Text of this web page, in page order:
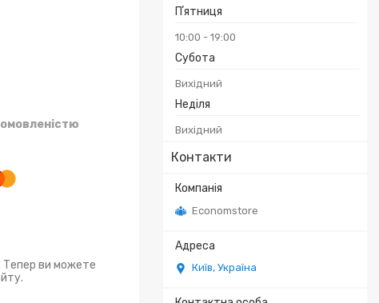
Пʼятниця
10:00 19:00
Субота
Вихідний
Неділя
Вихідний
Контакти
Economstore
Київ, Україна
Тепер ви можете